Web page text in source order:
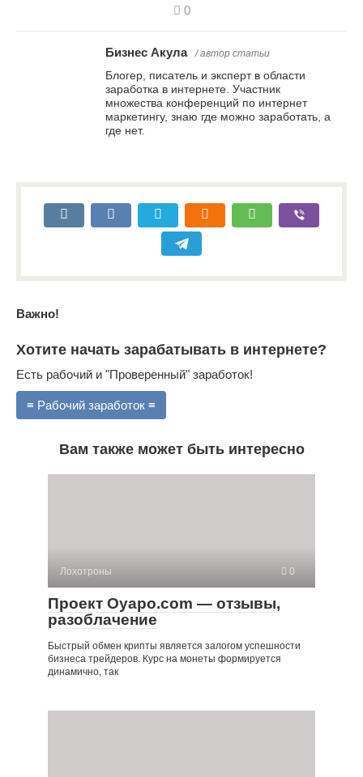
0
Бизнес Акула / автор статьи
Блогер, писатель и эксперт в области
заработка в интернете. Участник
множества конференций по интернет
маркетингу, знаю где можно заработать, а
где нет.
Важно!
Хотите начать зарабатывать в интернете?
Есть рабочий и "Проверенный" заработок!
≡ Рабочий заработок ≡
Вам также может быть интересно
Лохотроны 0
Проект Oyapo.com — отзывы,
разоблачение
Быстрый обмен крипты является залогом успешности
бизнеса трейдеров. Курс на монеты формируется
динамично, так